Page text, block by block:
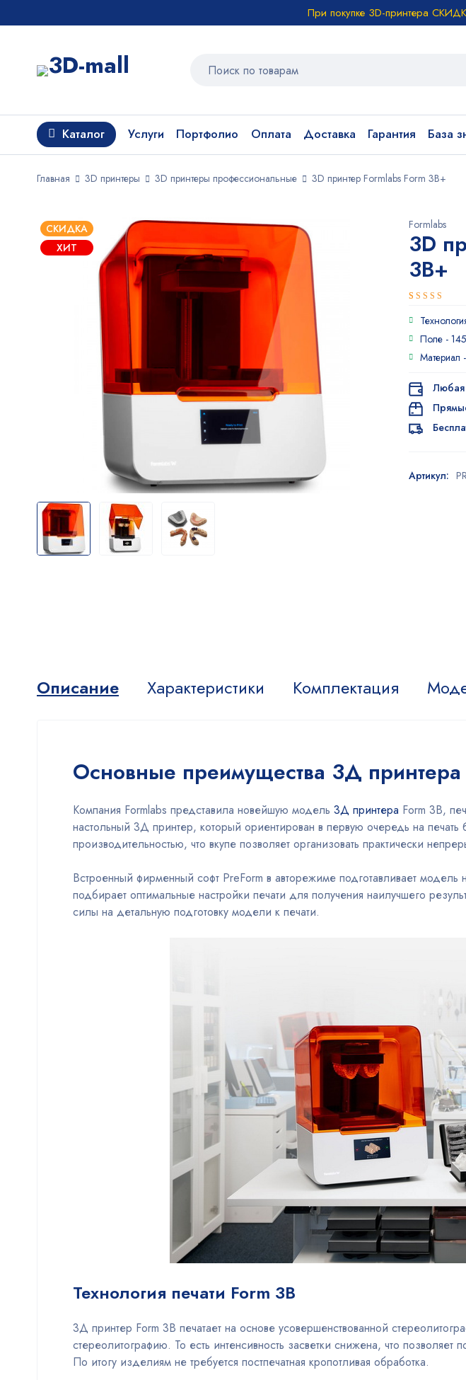
При покупке 3D-принтера
Каталог Услуги Портфолио Оплата Доставка Гарантия База
Главная 3D принтеры 3D принтеры профессиональные 3D принтер Formlabs Form 3B+
СКИДКА
ХИТ
Formlabs
3D
3B+
5.00из 5
на основе
Поле -
Материал -
Любая
Артикул:
Описание Характеристики Комплектация
Основные преимущества 3Д принтера
Компания Formlabs представила новейшую модель 3Д принтера Form 3B,
настольный 3Д принтер, который ориентирован в первую очередь на
производительностью, что вкупе позволяет организовать практически
Встроенный фирменный софт PreForm в авторежиме подготавливает
подбирает оптимальные настройки печати для получения наилучшего
силы на детальную подготовку модели к печати.
Технология печати Form 3B
3Д принтер Form 3B печатает на основе усовершенствованной
стереолитографию. То есть интенсивность засветки снижена, что
По итогу изделиям не требуется постпечатная кропотливая обработка.